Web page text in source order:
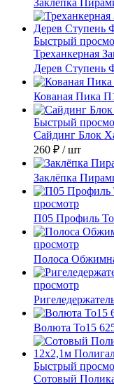
Быстрый
Треханкерная
Дерев Ступень
Кованая Пика
Быстрый
Сайдинг Блок
260 ₽ / шт
Заклёпка
просмотр
П05 Профиль
просмотр
Полоса
просмотр
Волюта То15
Быстрый
Сотовый